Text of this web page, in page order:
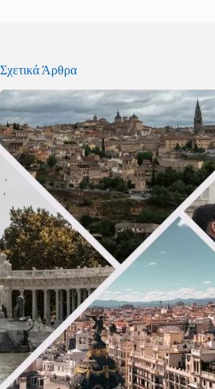
Σχετικά Άρθρα